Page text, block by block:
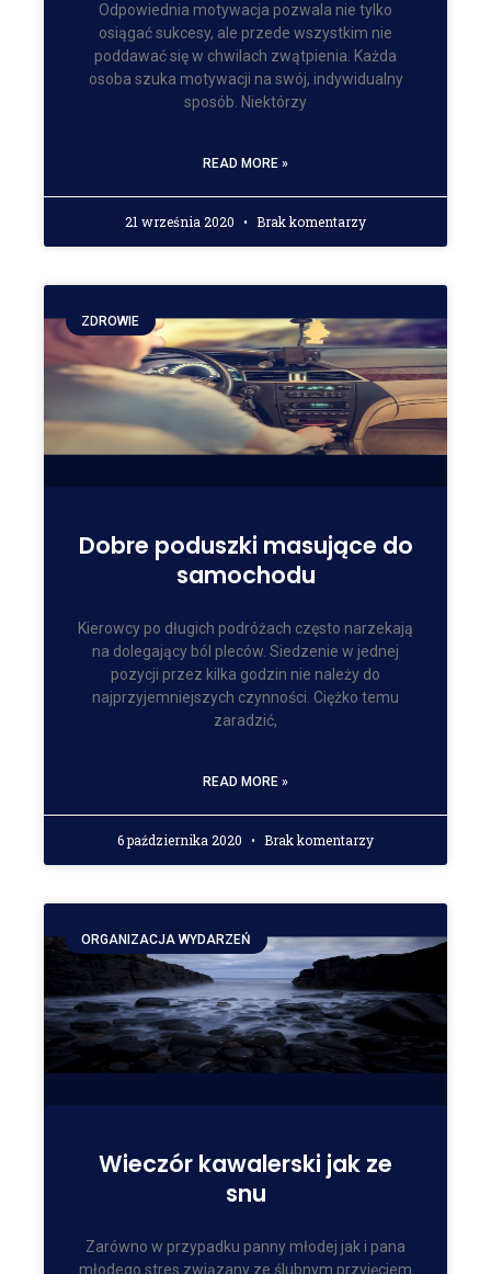
Odpowiednia motywacja pozwala nie tylko
osiągać sukcesy, ale przede wszystkim nie
poddawać się w chwilach zwątpienia. Każda
osoba szuka motywacji na swój, indywidualny
sposób. Niektórzy
READ MORE »
21 września 2020 Brak komentarzy
ZDROWIE
Dobre poduszki masujące do
samochodu
Kierowcy po długich podróżach często narzekają
na dolegający ból pleców. Siedzenie w jednej
pozycji przez kilka godzin nie należy do
najprzyjemniejszych czynności. Ciężko temu
zaradzić,
READ MORE »
6 października 2020 Brak komentarzy
ORGANIZACJA WYDARZEŃ
Wieczór kawalerski jak ze
snu
Zarówno w przypadku panny młodej jak i pana
młodego stres związany ze ślubnym przyjęciem